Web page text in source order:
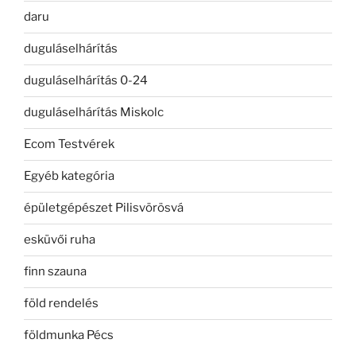
daru
duguláselhárítás
duguláselhárítás 0-24
duguláselhárítás Miskolc
Ecom Testvérek
Egyéb kategória
épületgépészet Pilisvörösvá
esküvői ruha
finn szauna
föld rendelés
földmunka Pécs